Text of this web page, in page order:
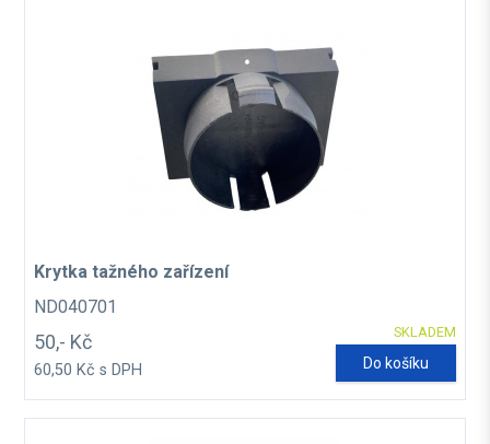
Krytka tažného zařízení
ND040701
SKLADEM
50,- Kč
60,50 Kč s DPH Do košíku